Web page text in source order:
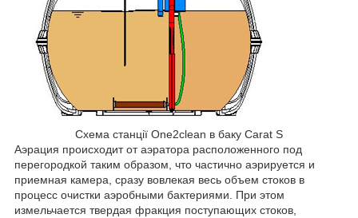
Схема станції One2clean в баку Carat S
Аэрация происходит от аэратора расположенного под
перегородкой таким образом, что частично аэрируется и
приемная камера, сразу вовлекая весь объем стоков в
процесс очистки аэробными бактериями. При этом
измельчается твердая фракция поступающих стоков,